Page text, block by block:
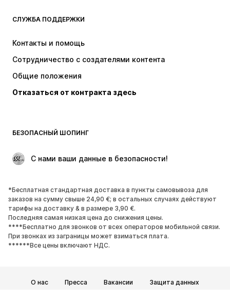
НОВИНКИ
Куртки
Свитеры и вязаные изделия
Белье
Пальто
Юбки
Поводы
ЭКСКЛЮЗИВ
ОБУВЬ
НОВИНКИ
Модные тенденции
Кроссовки и кеды
Ботинки
Лодочки и туфли на высоких
Спортивная обувь
Балетки
СЛУЖБА ПОДДЕРЖКИ
Контакты и помощь
Сотрудничество с создателями контента
Общие положения
Отказаться от контракта здесь
БЕЗОПАСНЫЙ ШОПИНГ
С нами ваши данные в безопасности!
*Бесплатная стандартная доставка в пункты самовывоза для
заказов на сумму свыше 24,90 €; в остальных случаях действуют
тарифы на доставку & в размере 3,90 €.
Последняя самая низкая цена до снижения цены.
****Бесплатно для звонков от всех операторов мобильной связи.
При звонках из заграницы может взиматься плата.
******Все цены включают НДС.
О нас Пресса Вакансии
Защита данных